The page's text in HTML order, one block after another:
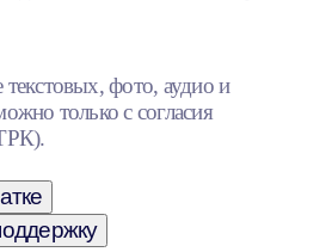
фото, аудио и
только с согласия